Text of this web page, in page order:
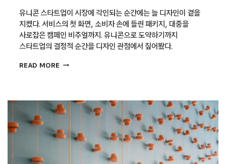
유니콘 스타트업이 시장에 각인되는 순간에는 늘 디자인이 곁을
지켰다. 서비스의 첫 화면, 소비자 손에 들린 패키지, 대중을
사로잡은 캠페인 비주얼까지. 유니콘으로 도약하기까지
스타트업의 결정적 순간을 디자인 관점에서 짚어봤다.
READ MORE 유니콘